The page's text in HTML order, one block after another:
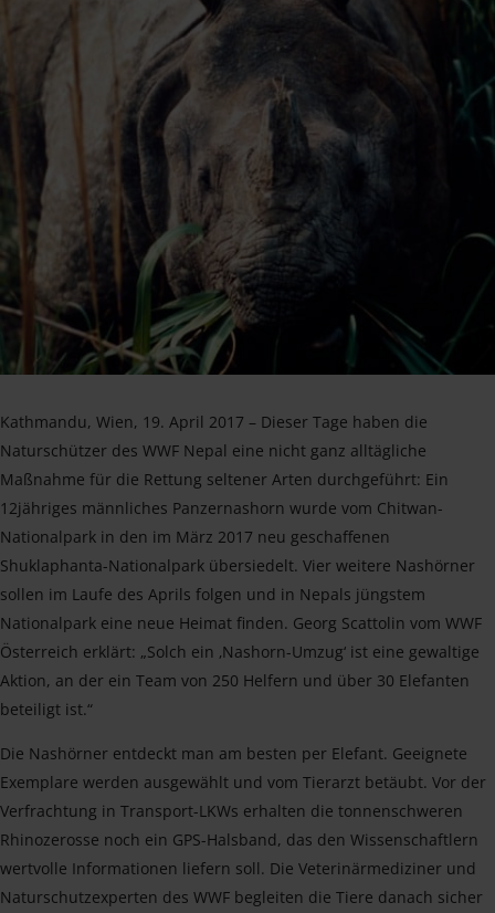
Kathmandu, Wien, 19. April 2017 – Dieser Tage haben die
Naturschützer des WWF Nepal eine nicht ganz alltägliche
Maßnahme für die Rettung seltener Arten durchgeführt: Ein
12jähriges männliches Panzernashorn wurde vom Chitwan-
Nationalpark in den im März 2017 neu geschaffenen
Shuklaphanta-Nationalpark übersiedelt. Vier weitere Nashörner
sollen im Laufe des Aprils folgen und in Nepals jüngstem
Nationalpark eine neue Heimat finden. Georg Scattolin vom WWF
Österreich erklärt: „Solch ein ‚Nashorn-Umzug‘ ist eine gewaltige
Aktion, an der ein Team von 250 Helfern und über 30 Elefanten
beteiligt ist.“
Die Nashörner entdeckt man am besten per Elefant. Geeignete
Exemplare werden ausgewählt und vom Tierarzt betäubt. Vor der
Verfrachtung in Transport-LKWs erhalten die tonnenschweren
Rhinozerosse noch ein GPS-Halsband, das den Wissenschaftlern
wertvolle Informationen liefern soll. Die Veterinärmediziner und
Naturschutzexperten des WWF begleiten die Tiere danach sicher